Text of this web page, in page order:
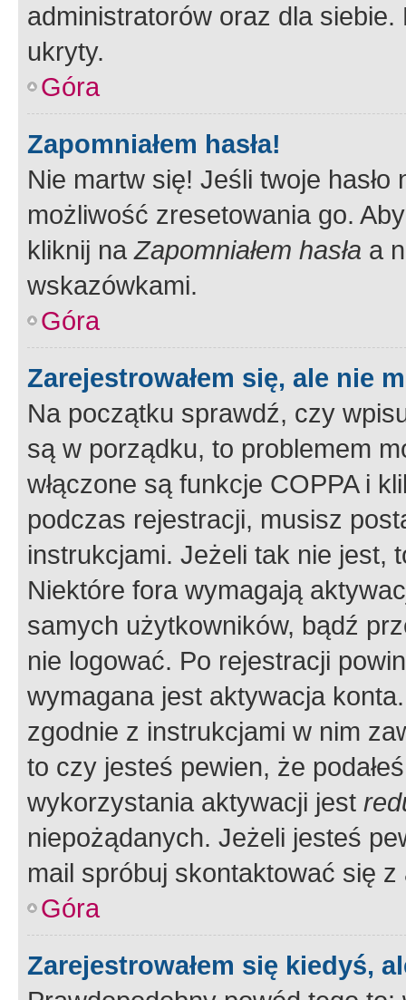
administratorów oraz dla
ukryty.
Góra
Zapomniałem hasła!
Nie martw się! Jeśli twoje
możliwość zresetowania go.
kliknij naZapomniałem hasła a
wskazówkami.
Góra
Zarejestrowałem się, ale nie
Na początku sprawdź, czy
są w porządku, to problemem
włączone są funkcje COPPA i
podczas rejestracji, musisz
instrukcjami. Jeżeli tak nie jest,
Niektóre fora wymagają
samych użytkowników, bądź
nie logować. Po rejestracji
wymagana jest aktywacja
zgodnie z instrukcjami w nim
to czy jesteś pewien, że
wykorzystania aktywacji jest
niepożądanych. Jeżeli jesteś
mail spróbuj skontaktować się
Góra
Zarejestrowałem się kiedyś,